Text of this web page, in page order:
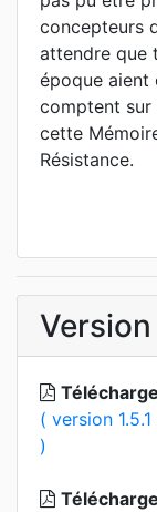
concepteurs
attendre que
époque aient
comptent sur
cette
Résistance.
( version
)